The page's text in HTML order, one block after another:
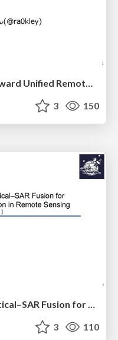
3 150
MM-OVSeg: Multimodal Optical–SAR Fusion for Open-Vocabulary Segmentation in Remote Sensing
3 110